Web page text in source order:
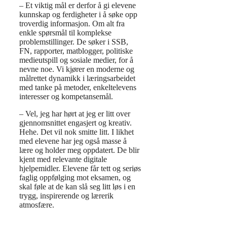
– Et viktig mål er derfor å gi elevene
kunnskap og ferdigheter i å søke opp
troverdig informasjon. Om alt fra
enkle spørsmål til komplekse
problemstillinger. De søker i SSB,
FN, rapporter, matblogger, politiske
medieutspill og sosiale medier, for å
nevne noe. Vi kjører en moderne og
målrettet dynamikk i læringsarbeidet
med tanke på metoder, enkeltelevens
interesser og kompetansemål.
– Vel, jeg har hørt at jeg er litt over
gjennomsnittet engasjert og kreativ.
Hehe. Det vil nok smitte litt. I likhet
med elevene har jeg også masse å
lære og holder meg oppdatert. De blir
kjent med relevante digitale
hjelpemidler. Elevene får tett og seriøs
faglig oppfølging mot eksamen, og
skal føle at de kan slå seg litt løs i en
trygg, inspirerende og lærerik
atmosfære.